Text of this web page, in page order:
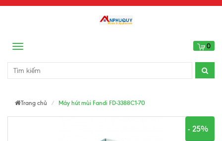
Menu 0
Trang chủ Máy hút mùi Fandi FD-3388C1-70
- 25%